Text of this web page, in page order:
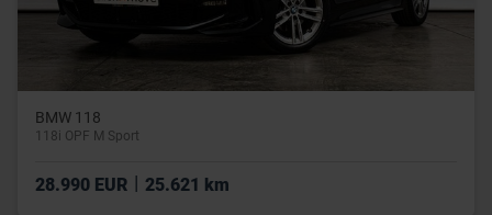
BMW 118
118i OPF M Sport
28.990 EUR 25.621 km